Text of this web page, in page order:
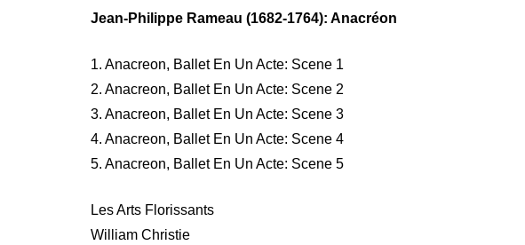
Jean-Philippe Rameau (1682-1764): Anacréon
1. Anacreon, Ballet En Un Acte: Scene 1
2. Anacreon, Ballet En Un Acte: Scene 2
3. Anacreon, Ballet En Un Acte: Scene 3
4. Anacreon, Ballet En Un Acte: Scene 4
5. Anacreon, Ballet En Un Acte: Scene 5
Les Arts Florissants
William Christie